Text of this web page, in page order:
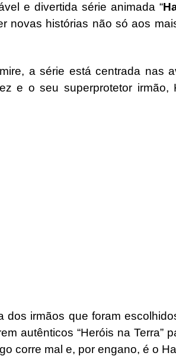
e divertida série animada “
novas histórias não só aos
a série está centrada nas
e o seu superprotetor irmão,
dos irmãos que foram
autênticos “Heróis na Terra”
corre mal e, por engano, é o